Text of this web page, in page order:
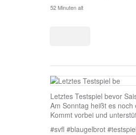
52 Minuten alt
11
0
0
Letztes Testspiel bevor
Am Sonntag heißt es
Kommt vorbei und
#svfl #blaugelbrot #testspiel